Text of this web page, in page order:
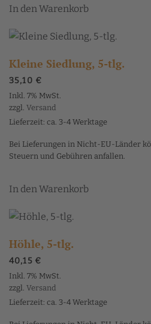
In den Warenkorb
Kleine Siedlung, 5-tlg.
35,10 €
Inkl. 7% MwSt.
zzgl. Versand
Lieferzeit: ca. 3-4 Werktage
Bei Lieferungen in Nicht-EU-Länder
Steuern und Gebühren anfallen.
In den Warenkorb
Höhle, 5-tlg.
40,15 €
Inkl. 7% MwSt.
zzgl. Versand
Lieferzeit: ca. 3-4 Werktage